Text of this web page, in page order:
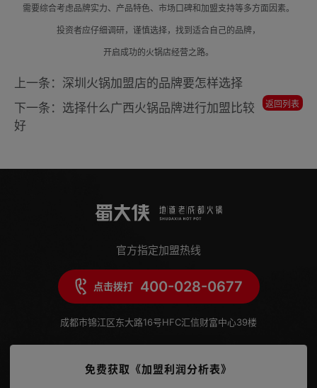
需要综合考虑品牌实力、产品特色、市场口碑和加盟支持等多方面因素。
投资者应仔细调研，谨慎选择，找到适合自己的品牌，
开启成功的火锅店经营之路。
上一条：深圳火锅加盟店的品牌要怎样选择
下一条：选择什么广西火锅品牌进行加盟比较
好
返回列表
官方指定加盟热线
点击拨打 400-028-0677
成都市锦江区东大路16号HFC汇信财富中心39楼
免费获取《加盟利润分析表》